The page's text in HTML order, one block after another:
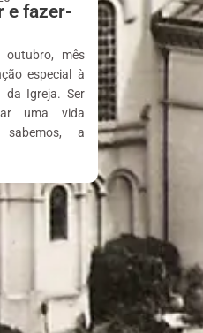
e fazer-
outubro, mês
especial à
da Igreja. Ser
uma vida
sabemos, a